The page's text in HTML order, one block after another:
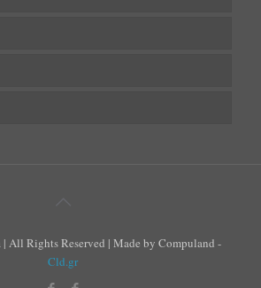
All Rights Reserved | Made by Compuland -
Cld.gr